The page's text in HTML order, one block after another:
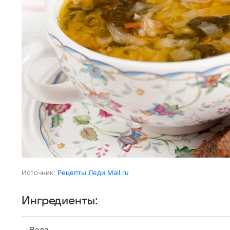
Источник: Рецепты Леди Mail.ru
Ингредиенты: